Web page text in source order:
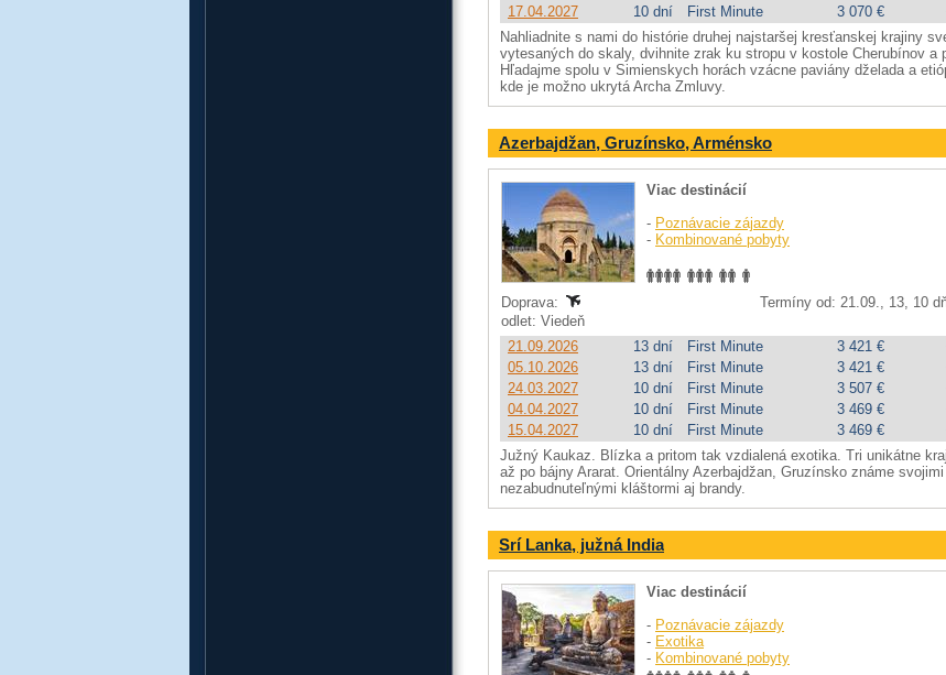
17.04.2027
10 dní First Minute 3 070 €
Nahliadnite s nami do histórie druhej najstaršej kresťanskej krajiny
vytesaných do skaly, dvihnite zrak ku stropu v kostole Cherubínov a
Hľadajme spolu v Simienskych horách vzácne paviány dželada a
kde je možno ukrytá Archa Zmluvy.
Azerbajdžan, Gruzínsko, Arménsko
Viac destinácií
- Poznávacie zájazdy
- Kombinované pobyty
Doprava:
Termíny od: 21.09., 13, 10
odlet: Viedeň
21.09.2026
13 dní First Minute 3 421 €
05.10.2026
13 dní First Minute 3 421 €
24.03.2027
10 dní First Minute 3 507 €
04.04.2027
10 dní First Minute 3 469 €
15.04.2027
10 dní First Minute 3 469 €
Južný Kaukaz. Blízka a pritom tak vzdialená exotika. Tri unikátne
až po bájny Ararat. Orientálny Azerbajdžan, Gruzínsko známe
nezabudnuteľnými kláštormi aj brandy.
Srí Lanka, južná India
Viac destinácií
- Poznávacie zájazdy
- Exotika
- Kombinované pobyty